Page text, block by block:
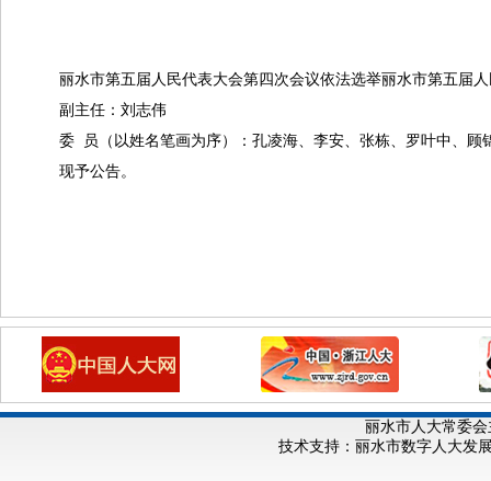
丽水市第五届人民代表大会第四次会议依法选举丽水市第五届
副主任：刘志伟
委 员（以姓名笔画为序）：孔凌海、李安、张栋、罗叶中、顾
现予公告。
丽水市人大常委会
技术支持：丽水市数字人大发